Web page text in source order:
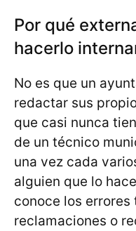
Por qué
hacerlo
No es que un
redactar sus
que casi nunca
de un técnico
una vez cada
alguien que lo
conoce los
reclamaciones o